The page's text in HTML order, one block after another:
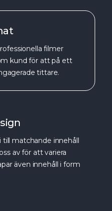
filmer
kund för att på ett
tittare.
matchande innehåll
av för att variera
även innehåll i form